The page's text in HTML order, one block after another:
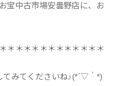
宝中古市場安曇野店に、お
＊＊＊＊＊＊＊＊＊＊＊＊
てみてくださいね♪(*´▽｀*)